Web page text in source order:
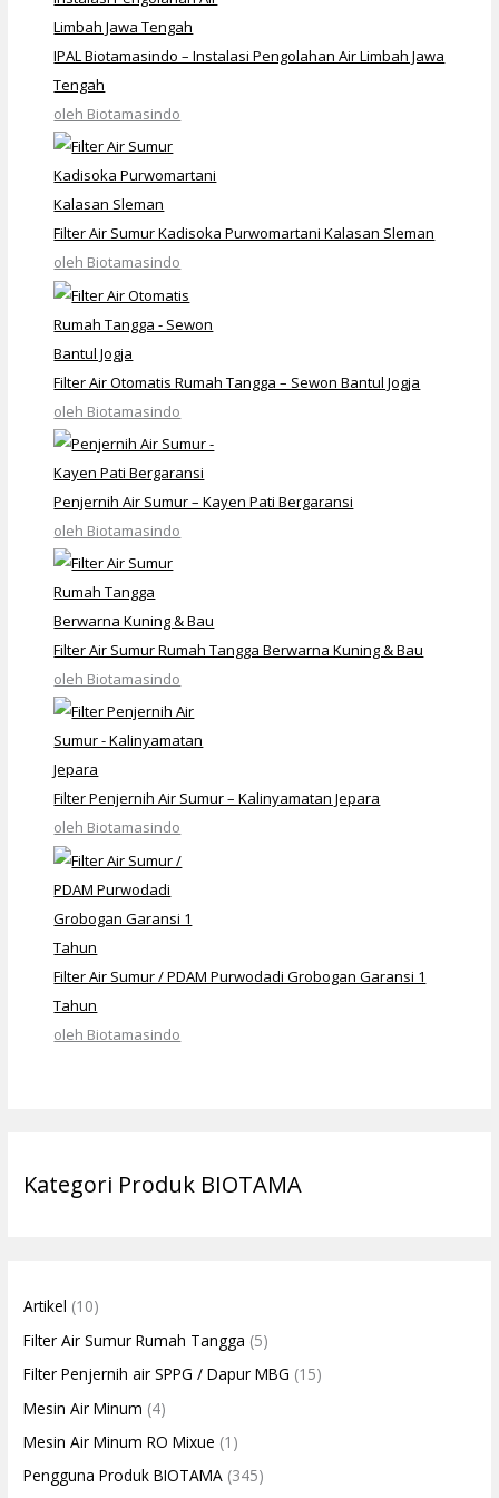
IPAL Biotamasindo – Instalasi Pengolahan Air Limbah Jawa
Tengah
oleh Biotamasindo
Filter Air Sumur Kadisoka Purwomartani Kalasan Sleman
oleh Biotamasindo
Filter Air Otomatis Rumah Tangga – Sewon Bantul Jogja
oleh Biotamasindo
Penjernih Air Sumur – Kayen Pati Bergaransi
oleh Biotamasindo
Filter Air Sumur Rumah Tangga Berwarna Kuning & Bau
oleh Biotamasindo
Filter Penjernih Air Sumur – Kalinyamatan Jepara
oleh Biotamasindo
Filter Air Sumur / PDAM Purwodadi Grobogan Garansi 1
Tahun
oleh Biotamasindo
Kategori Produk BIOTAMA
Artikel (10)
Filter Air Sumur Rumah Tangga (5)
Filter Penjernih air SPPG / Dapur MBG (15)
Mesin Air Minum (4)
Mesin Air Minum RO Mixue (1)
Pengguna Produk BIOTAMA (345)